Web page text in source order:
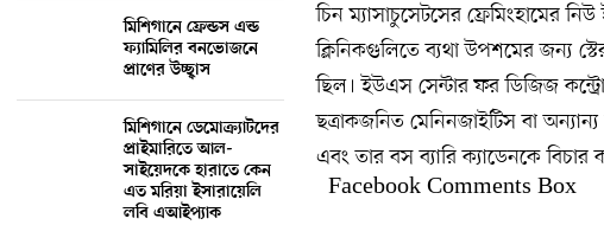
মিশিগানে ফ্রেন্ডস এন্ড
ফ্যামিলির বনভোজনে
প্রাণের উচ্ছ্বাস
মিশিগানে ডেমোক্র্যাটদের
প্রাইমারিতে আল-
সাইয়েদকে হারাতে কেন
এত মরিয়া ইসারায়েলি
লবি এআইপ্যাক
চিন ম্যাসাচুসেটসের ফ্রেমিংহামের
ক্লিনিকগুলিতে ব্যথা উপশমের জন্য
ছিল। ইউএস সেন্টার ফর ডিজিজ
ছত্রাকজনিত মেনিনজাইটিস বা
এবং তার বস ব্যারি ক্যাডেনকে
Facebook Comments Box